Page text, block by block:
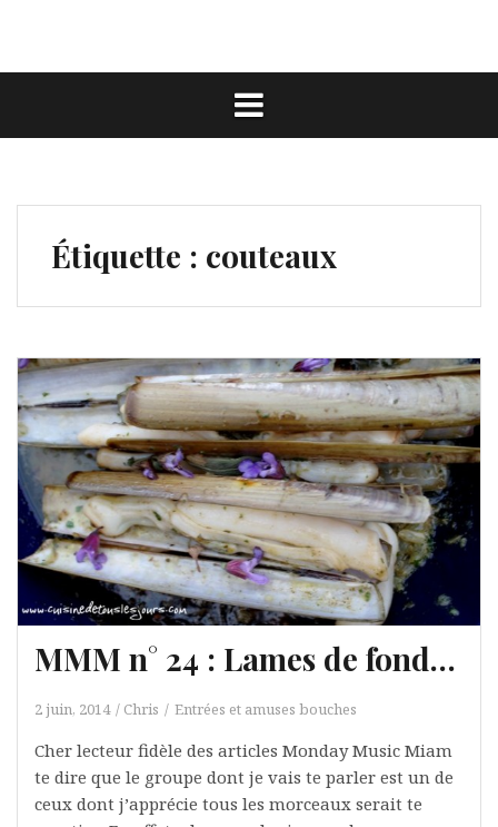
Étiquette : couteaux
MMM n° 24 : Lames de fond…
2 juin, 2014 Chris Entrées et amuses bouches
Cher lecteur fidèle des articles Monday Music Miam
te dire que le groupe dont je vais te parler est un de
ceux dont j’apprécie tous les morceaux serait te